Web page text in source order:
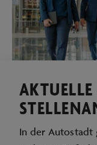
AKTUELLE
In der Autostadt